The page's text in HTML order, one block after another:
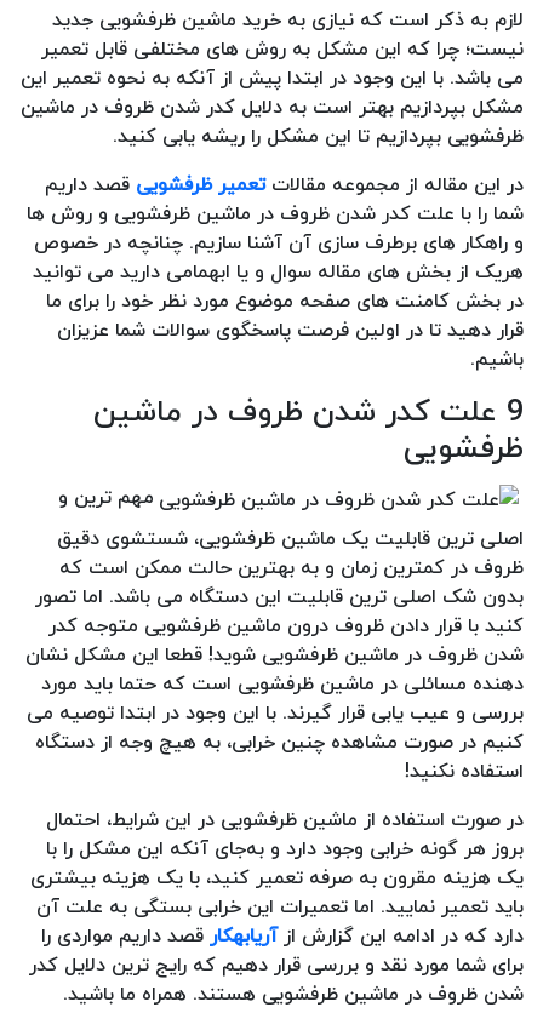
لازم به ذکر است که نیازی به خرید ماشین ظرفشویی جدید
نیست؛ چرا که این مشکل به روش های مختلفی قابل تعمیر
می باشد. با این وجود در ابتدا پیش از آنکه به نحوه تعمیر این
مشکل بپردازیم بهتر است به دلایل کدر شدن ظروف در ماشین
ظرفشویی بپردازیم تا این مشکل را ریشه یابی کنید.
در این مقاله از مجموعه مقالاتتعمیر ظرفشویی قصد داریم
شما را با علت کدر شدن ظروف در ماشین ظرفشویی و روش ها
و راهکار های برطرف سازی آن آشنا سازیم. چنانچه در خصوص
هریک از بخش های مقاله سوال و یا ابهمامی دارید می توانید
در بخش کامنت های صفحه موضوع مورد نظر خود را برای ما
قرار دهید تا در اولین فرصت پاسخگوی سوالات شما عزیزان
باشیم.
9 علت کدر شدن ظروف در ماشین
ظرفشویی
مهم ترین و
اصلی ترین قابلیت یک ماشین ظرفشویی، شستشوی دقیق
ظروف در کمترین زمان و به بهترین حالت ممکن است که
بدون شک اصلی ترین قابلیت این دستگاه می باشد. اما تصور
کنید با قرار دادن ظروف درون ماشین ظرفشویی متوجه کدر
شدن ظروف در ماشین ظرفشویی شوید! قطعا این مشکل نشان
دهنده مسائلی در ماشین ظرفشویی است که حتما باید مورد
بررسی و عیب یابی قرار گیرند. با این وجود در ابتدا توصیه می
کنیم در صورت مشاهده چنین خرابی، به هیچ وجه از دستگاه
استفاده نکنید!
در صورت استفاده از ماشین ظرفشویی در این شرایط، احتمال
بروز هر گونه خرابی وجود دارد و به‌جای آنکه این مشکل را با
یک هزینه مقرون به صرفه تعمیر کنید، با یک هزینه بیشتری
باید تعمیر نمایید. اما تعمیرات این خرابی بستگی به علت آن
دارد که در ادامه این گزارش ازآریابهکارقصد داریم مواردی را
برای شما مورد نقد و بررسی قرار دهیم که رایج ترین دلایل کدر
شدن ظروف در ماشین ظرفشویی هستند. همراه ما باشید.